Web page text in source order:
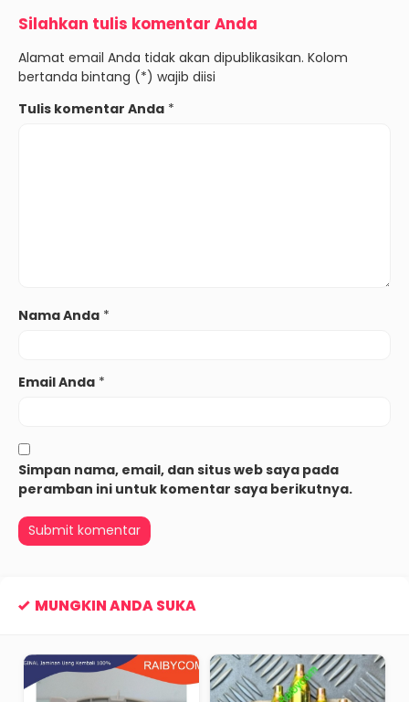
Silahkan tulis komentar Anda
Alamat email Anda tidak akan dipublikasikan. Kolom
bertanda bintang (*) wajib diisi
Tulis komentar Anda *
Nama Anda *
Email Anda *
Simpan nama, email, dan situs web saya pada
peramban ini untuk komentar saya berikutnya.
MUNGKIN ANDA SUKA